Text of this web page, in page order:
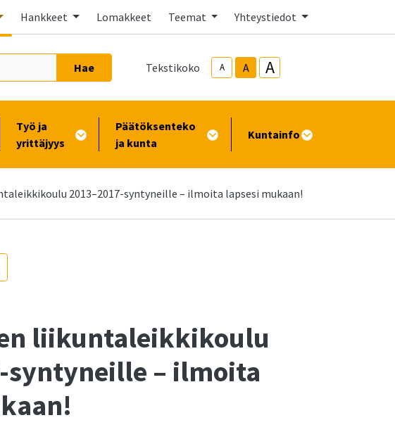
Hankkeet Lomakkeet Teemat Yhteystiedot
Hae Tekstikoko A A A
Työ ja
yrittäjyys
Päätöksenteko
ja kunta
Kuntainfo
2013–2017-syntyneille – ilmoita lapsesi mukaan!
liikuntaleikkikoulu
syntyneille – ilmoita